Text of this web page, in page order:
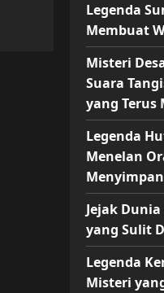
Legenda
Membuat
Misteri
Suara
yang Terus
Legenda
Menelan
Jejak Dunia
yang Sulit
Legenda
Misteri